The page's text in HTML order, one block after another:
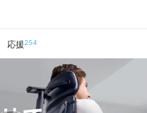
応援254